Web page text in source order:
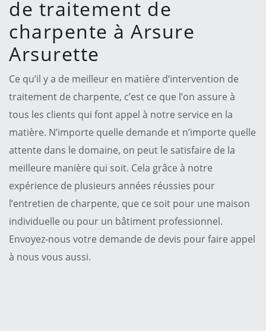
de traitement de
charpente à Arsure
Arsurette
Ce qu’il y a de meilleur en matière d’intervention de
traitement de charpente, c’est ce que l’on assure à
tous les clients qui font appel à notre service en la
matière. N’importe quelle demande et n’importe quelle
attente dans le domaine, on peut le satisfaire de la
meilleure manière qui soit. Cela grâce à notre
expérience de plusieurs années réussies pour
l’entretien de charpente, que ce soit pour une maison
individuelle ou pour un bâtiment professionnel.
Envoyez-nous votre demande de devis pour faire appel
à nous vous aussi.